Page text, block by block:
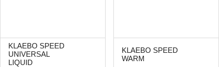
KLAEBO SPEED
UNIVERSAL
LIQUID
KLAEBO SPEED
WARM